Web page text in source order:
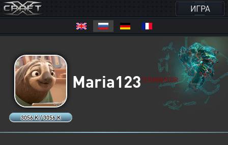
ИГРА
3056 K / 3056 K
Maria123TERMINATOR